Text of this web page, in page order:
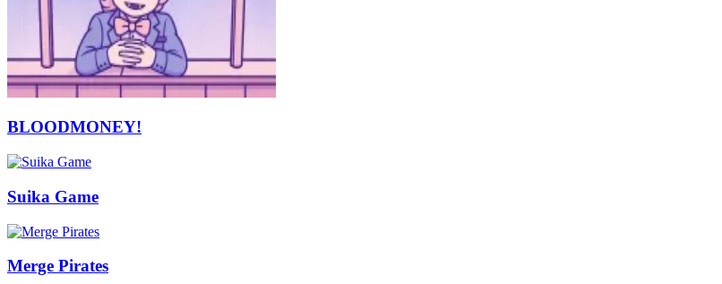
BLOODMONEY!
Suika Game
Merge Pirates